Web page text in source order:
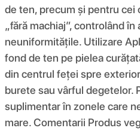
de ten, precum și pentru cei
„fără machiaj”, controlând
neuniformitățile. Utilizare
fond de ten pe pielea
din centrul feței spre
burete sau vârful degetelor.
suplimentar în zonele care
mare. Comentarii Produs